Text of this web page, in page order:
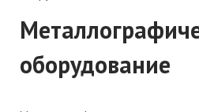
оборудование